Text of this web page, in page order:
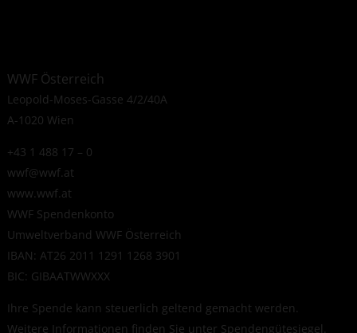
WWF Österreich
Leopold-Moses-Gasse 4/2/40A
A-1020 Wien
+43 1 488 17 – 0
wwf@wwf.at
www.wwf.at
WWF Spendenkonto
Umweltverband WWF Österreich
IBAN: AT26 2011 1291 1268 3901
BIC: GIBAATWWXXX
Ihre Spende kann steuerlich geltend gemacht werden.
Weitere Informationen finden Sie unter Spendengütesiegel